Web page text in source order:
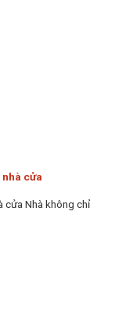
cửa
cửa Nhà không chỉ